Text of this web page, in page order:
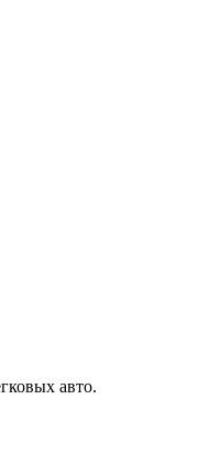
авто.